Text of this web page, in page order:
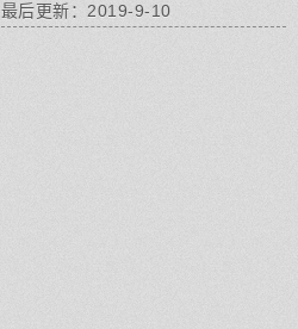
最后更新：2019-9-10